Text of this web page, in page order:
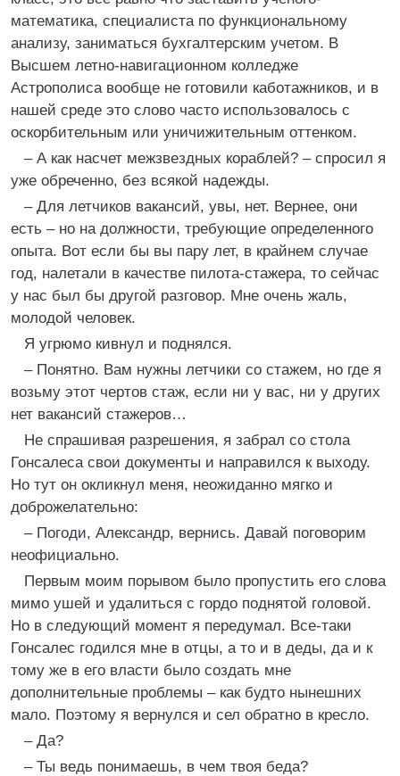
математика, специалиста по функциональному
анализу, заниматься бухгалтерским учетом. В
Высшем летно-навигационном колледже
Астрополиса вообще не готовили каботажников, и в
нашей среде это слово часто использовалось с
оскорбительным или уничижительным оттенком.
– А как насчет межзвездных кораблей? – спросил я
уже обреченно, без всякой надежды.
– Для летчиков вакансий, увы, нет. Вернее, они
есть – но на должности, требующие определенного
опыта. Вот если бы вы пару лет, в крайнем случае
год, налетали в качестве пилота-стажера, то сейчас
у нас был бы другой разговор. Мне очень жаль,
молодой человек.
Я угрюмо кивнул и поднялся.
– Понятно. Вам нужны летчики со стажем, но где я
возьму этот чертов стаж, если ни у вас, ни у других
нет вакансий стажеров…
Не спрашивая разрешения, я забрал со стола
Гонсалеса свои документы и направился к выходу.
Но тут он окликнул меня, неожиданно мягко и
доброжелательно:
– Погоди, Александр, вернись. Давай поговорим
неофициально.
Первым моим порывом было пропустить его слова
мимо ушей и удалиться с гордо поднятой головой.
Но в следующий момент я передумал. Все-таки
Гонсалес годился мне в отцы, а то и в деды, да и к
тому же в его власти было создать мне
дополнительные проблемы – как будто нынешних
мало. Поэтому я вернулся и сел обратно в кресло.
– Да?
– Ты ведь понимаешь, в чем твоя беда?